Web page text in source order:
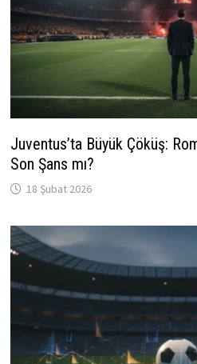
Juventus’ta Büyük Çöküş:
Son Şans mı?
18 Şubat 2026